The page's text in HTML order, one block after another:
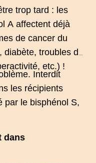
trop tard : les
A affectent déjà
de cancer du
diabète, troubles du
etc.) !
Interdit
les récipients
par le bisphénol S,
dans